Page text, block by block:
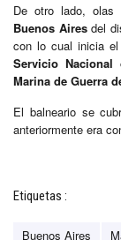
De otro lado, olas
Buenos Airesdel
con lo cual inicia el
Servicio Nacional
Marina de Guerra
El balneario se
anteriormente era
Etiquetas :
Buenos Aires